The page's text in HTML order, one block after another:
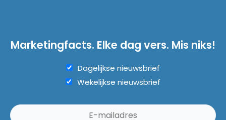
Marketingfacts. Elke dag vers. Mis niks!
Dagelijkse nieuwsbrief
Wekelijkse nieuwsbrief